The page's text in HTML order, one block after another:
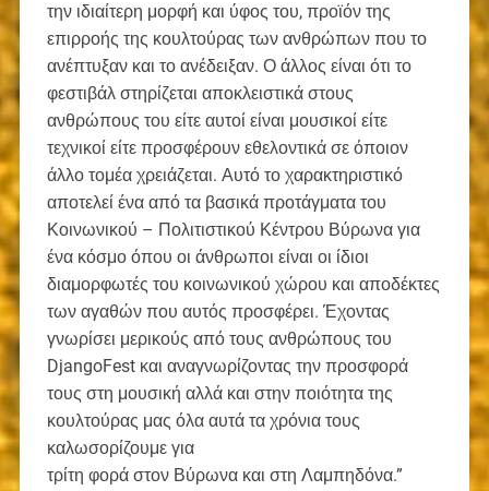
την ιδιαίτερη μορφή και ύφος του, προϊόν της
επιρροής της κουλτούρας των ανθρώπων που το
ανέπτυξαν και το ανέδειξαν. Ο άλλος είναι ότι το
φεστιβάλ στηρίζεται αποκλειστικά στους
ανθρώπους του είτε αυτοί είναι μουσικοί είτε
τεχνικοί είτε προσφέρουν εθελοντικά σε όποιον
άλλο τομέα χρειάζεται. Αυτό το χαρακτηριστικό
αποτελεί ένα από τα βασικά προτάγματα του
Κοινωνικού – Πολιτιστικού Κέντρου Βύρωνα για
ένα κόσμο όπου οι άνθρωποι είναι οι ίδιοι
διαμορφωτές του κοινωνικού χώρου και αποδέκτες
των αγαθών που αυτός προσφέρει. Έχοντας
γνωρίσει μερικούς από τους ανθρώπους του
DjangoFest και αναγνωρίζοντας την προσφορά
τους στη μουσική αλλά και στην ποιότητα της
κουλτούρας μας όλα αυτά τα χρόνια τους
καλωσορίζουμε για
τρίτη φορά στον Βύρωνα και στη Λαμπηδόνα.”